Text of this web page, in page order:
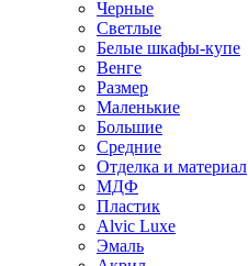
Черные
Светлые
Белые шкафы-купе
Венге
Размер
Маленькие
Большие
Средние
Отделка и материал
МДФ
Пластик
Alvic Luxe
Эмаль